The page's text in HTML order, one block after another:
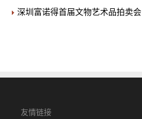
深圳富诺得首届文物艺术品拍卖会
友情链接